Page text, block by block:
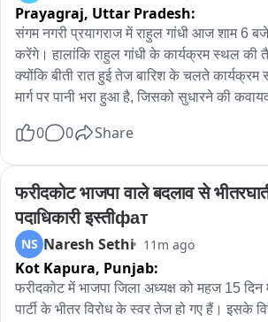
Prayagraj, Uttar Pradesh:
संगम नगरी प्रयागराज में राहुल गांधी आज शाम 6
करेंगे। हालांकि राहुल गांधी के कार्यक्रम स्थल की
क्योंकि बीती रात हुई तेज बारिश के चलते
मार्ग पर पानी भरा हुआ है, जिसको सुधारने की
छात्रों से संवाद कार्यक्रम में छात्रों के पहुंचने का
वॉक थ्रू... कार्यक्रम स्थल से
0 0 Share
फरीदकोट भाजपा वाले बदलाव से
पदाधिकारी इस्तीфат
NS Naresh Sethi 11m ago
Kot Kapura, Punjab:
फरीदकोट में भाजपा जिला अध्यक्ष को महज 15
पार्टी के भीतर विरोध के स्वर तेज हो गए हैं। इसके